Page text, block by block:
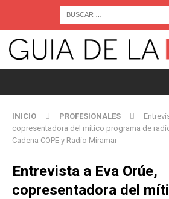
INICIO PROFESIONALES
copresentadora del mítico programa de
Cadena COPE y Radio Miramar
Entrevista a Eva Orúe,
copresentadora del